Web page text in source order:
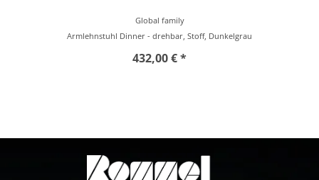
Global family
Armlehnstuhl Dinner - drehbar, Stoff, Dunkelgrau
432,00 € *